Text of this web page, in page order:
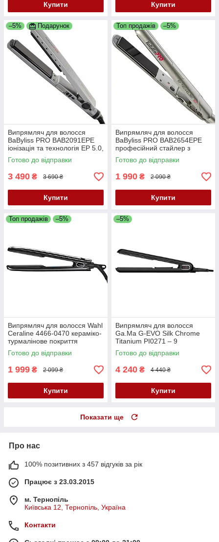
Купити Купити
–5% Подарунок
Випрямляч для волосся
BaByliss PRO BAB2091EPE
іонізація та технологія EP 5.0,
28 мм, 150–230°C
Готово до відправки
3 490 ₴ 3 690 ₴
Купити
Топ продажів –5%
Випрямляч для волосся
BaByliss PRO BAB2654EPE
професійний стайлер з
технологією EP 5.0, 25 мм,
130–210°C
Готово до відправки
1 990 ₴ 2 090 ₴
Купити
Топ продажів –5%
Випрямляч для волосся Wahl
Ceraline 4466-0470 кераміко-
турмалінове покриття
Готово до відправки
1 999 ₴ 2 099 ₴
Купити
–5%
Випрямляч для волосся
Ga.Ma G-EVO Silk Chrome
Titanium PI0271 – 9
температурних
режимів,іонізація,автоматичн
е вимкнення,3 м шнур
Готово до відправки
4 240 ₴ 4 440 ₴
Купити
Показати ще
Про нас
100% позитивних з 457 відгуків за рік
Працює з 23.03.2015
м. Тернопіль
Київська 12, Тернопіль, Україна
Контакти